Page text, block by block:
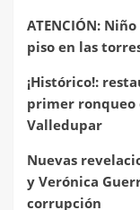
ATENCIÓN:
piso en las
¡Histórico!:
primer
Valledupar
Nuevas
y Verónica
corrupción